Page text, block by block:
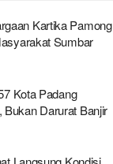
Kartika Pamong
Sumbar
Kota Padang
Darurat Banjir